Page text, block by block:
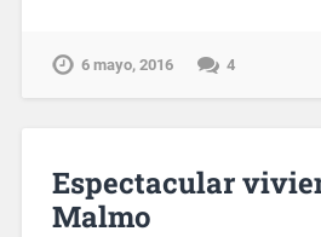
6 mayo, 2016 4
Espectacular
Malmo